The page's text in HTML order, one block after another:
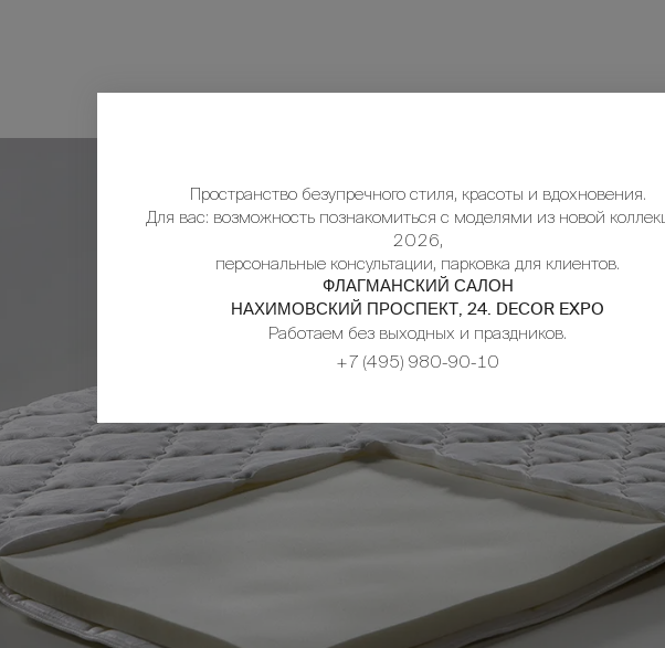
Пространство безупречного стиля, красоты и вдохновения.
Для вас: возможность познакомиться с моделями из новой
2026,
персональные консультации, парковка для клиентов.
ФЛАГМАНСКИЙ САЛОН
НАХИМОВСКИЙ ПРОСПЕКТ, 24. DECOR EXPO
Работаем без выходных и праздников.
+7 (495) 980-90-10